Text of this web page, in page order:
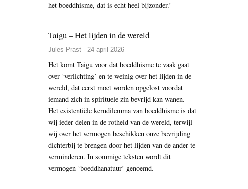
het boeddhisme, dat is echt heel bijzonder.’
Taigu – Het lijden in de wereld
Jules Prast - 24 april 2026
Het komt Taigu voor dat boeddhisme te vaak gaat
over ‘verlichting’ en te weinig over het lijden in de
wereld, dat eerst moet worden opgelost voordat
iemand zich in spirituele zin bevrijd kan wanen.
Het existentiële kerndilemma van boeddhisme is dat
wij ieder delen in de rotheid van de wereld, terwijl
wij over het vermogen beschikken onze bevrijding
dichterbij te brengen door het lijden van de ander te
verminderen. In sommige teksten wordt dit
vermogen ‘boeddhanatuur’ genoemd.